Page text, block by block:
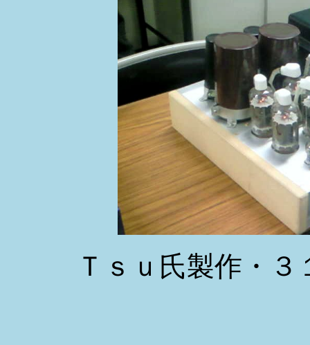
Ｔｓｕ氏製作・